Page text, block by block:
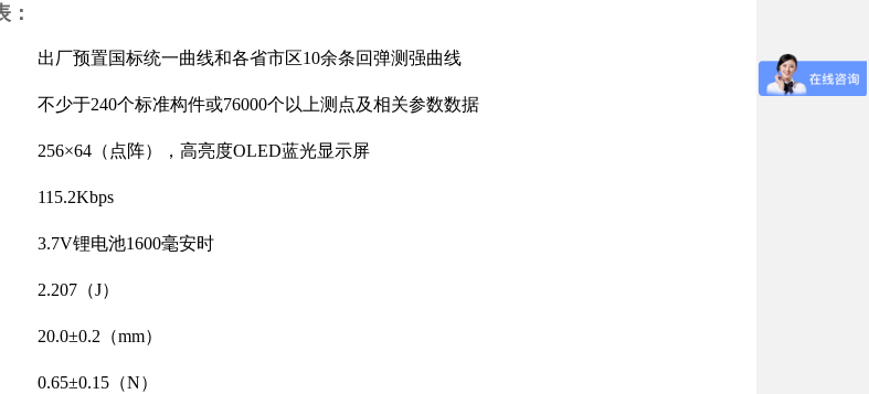
：
出厂预置国标统一曲线和各省市区10余条回弹测强曲线
不少于240个标准构件或76000个以上测点及相关参数数据
256×64（点阵），高亮度OLED蓝光显示屏
115.2Kbps
3.7V锂电池1600毫安时
2.207（J）
20.0±0.2（mm）
0.65±0.15（N）